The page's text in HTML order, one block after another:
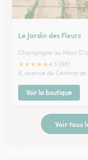
Le Jardin des Fleurs
Champagne au Mont
★★★★★4.5 (68)
6, avenue du Général
Voir la boutique
Voir tous